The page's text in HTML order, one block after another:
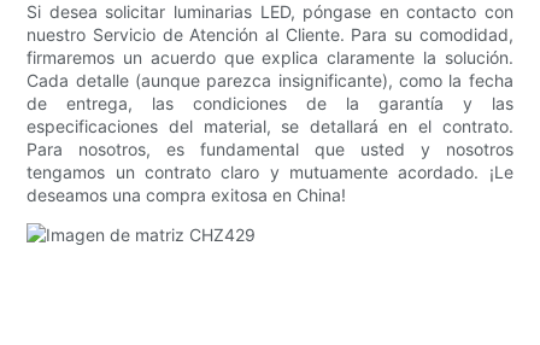
Si desea solicitar luminarias LED, póngase en contacto con
nuestro Servicio de Atención al Cliente. Para su comodidad,
firmaremos un acuerdo que explica claramente la solución.
Cada detalle (aunque parezca insignificante), como la fecha
de entrega, las condiciones de la garantía y las
especificaciones del material, se detallará en el contrato.
Para nosotros, es fundamental que usted y nosotros
tengamos un contrato claro y mutuamente acordado. ¡Le
deseamos una compra exitosa en China!